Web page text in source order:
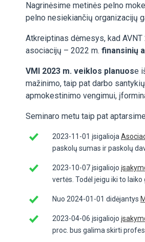
Nagrinėsime metinės pelno
pelno nesiekiančių organizacijų
Atkreiptinas dėmesys, kad
asociacijų – 2022 m. finansinių
VMI 2023 m. veiklos planuose
mažinimo, taip pat darbo
apmokestinimo vengimui,
Seminaro metu taip pat
2023-11-01 įsigalioja
paskolų sumas ir paskolų
2023-10-07 įsigaliojo
vertės. Todėl jeigu iki to
Nuo 2024-01-01 didėjantys
2023-04-06 įsigaliojo
proc. bus galima skirti